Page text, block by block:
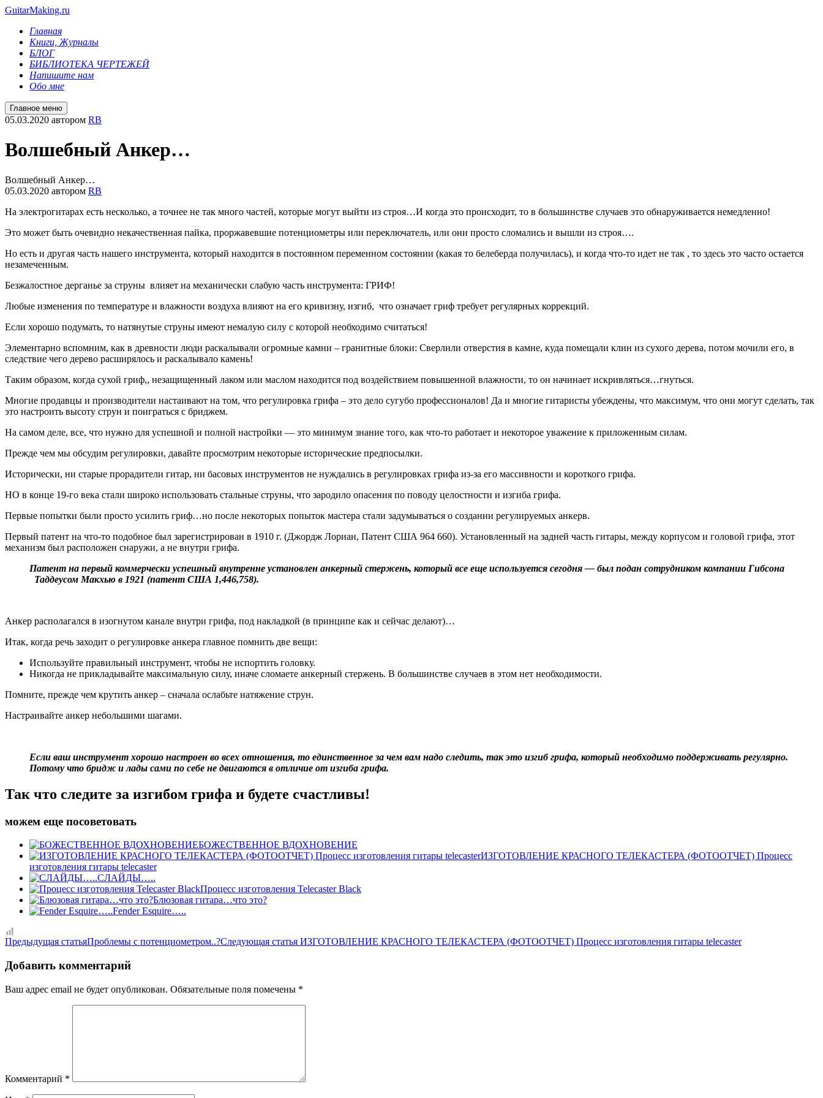
GuitarMaking.ru
Главная
Книги, Журналы
БЛОГ
БИБЛИОТЕКА ЧЕРТЕЖЕЙ
Напишите нам
Обо мне
Главное меню
05.03.2020 автором RB
Волшебный Анкер…
Волшебный Анкер…
05.03.2020 автором RB
На электрогитарах есть несколько, а точнее не так много частей, которые могут выйти из строя…И когда это происходит, то в большинстве случаев это обнаруживается немедленно!
Это может быть очевидно некачественная пайка, проржавевшие потенциометры или переключатель, или они просто сломались и вышли из строя….
Но есть и другая часть нашего инструмента, который находится в постоянном переменном состоянии (какая то белеберда получилась), и когда что-то идет не так , то здесь это часто остается
незамеченным.
Безжалостное дерганье за струны влияет на механически слабую часть инструмента: ГРИФ!
Любые изменения по температуре и влажности воздуха влияют на его кривизну, изгиб, что означает гриф требует регулярных коррекций.
Если хорошо подумать, то натянутые струны имеют немалую силу с которой необходимо считаться!
Элементарно вспомним, как в древности люди раскалывали огромные камни – гранитные блоки: Сверлили отверстия в камне, куда помещали клин из сухого дерева, потом мочили его, в
следствие чего дерево расширялось и раскалывало камень!
Таким образом, когда сухой гриф,, незащищенный лаком или маслом находится под воздействием повышенной влажности, то он начинает искривляться…гнуться.
Многие продавцы и производители настаивают на том, что регулировка грифа – это дело сугубо профессионалов! Да и многие гитаристы убеждены, что максимум, что они могут сделать, так
это настроить высоту струн и поиграться с бриджем.
На самом деле, все, что нужно для успешной и полной настройки — это минимум знание того, как что-то работает и некоторое уважение к приложенным силам.
Прежде чем мы обсудим регулировки, давайте просмотрим некоторые исторические предпосылки.
Исторически, ни старые прорадители гитар, ни басовых инструментов не нуждались в регулировках грифа из-за его массивности и короткого грифа.
НО в конце 19-го века стали широко использовать стальные струны, что зародило опасения по поводу целостности и изгиба грифа.
Первые попытки были просто усилить гриф…но после некоторых попыток мастера стали задумываться о создании регулируемых анкерв.
Первый патент на что-то подобное был зарегистрирован в 1910 г. (Джордж Лориан, Патент США 964 660). Установленный на задней часть гитары, между корпусом и головой грифа, этот
механизм был расположен снаружи, а не внутри грифа.
Патент на первый коммерчески успешный внутренне установлен анкерный стержень, который все еще используется сегодня — был подан сотрудником компании Гибсона
Таддеусом Макхью в 1921 (патент США 1,446,758).
Анкер располагался в изогнутом канале внутри грифа, под накладкой (в принципе как и сейчас делают)…
Итак, когда речь заходит о регулировке анкера главное помнить две вещи:
Используйте правильный инструмент, чтобы не испортить головку.
Никогда не прикладывайте максимальную силу, иначе сломаете анкерный стержень. В большинстве случаев в этом нет необходимости.
Помните, прежде чем крутить анкер – сначала ослабьте натяжение струн.
Настраивайте анкер небольшими шагами.
Если ваш инструмент хорошо настроен во всех отношения, то единственное за чем вам надо следить, так это изгиб грифа, который необходимо поддерживать регулярно.
Потому что бридж и лады сами по себе не двигаются в отличие от изгиба грифа.
Так что следите за изгибом грифа и будете счастливы!
можем еще посоветовать
БОЖЕСТВЕННОЕ ВДОХНОВЕНИЕ
ИЗГОТОВЛЕНИЕ КРАСНОГО ТЕЛЕКАСТЕРА (ФОТООТЧЕТ) Процесс
изготовления гитары telecaster
СЛАЙДЫ…..
Процесс изготовления Telecaster Black
Блюзовая гитара…что это?
Fender Esquire…..
Предыдущая статьяПроблемы с потенциометром..?Следующая статья ИЗГОТОВЛЕНИЕ КРАСНОГО ТЕЛЕКАСТЕРА (ФОТООТЧЕТ) Процесс изготовления гитары telecaster
Добавить комментарий
Ваш адрес email не будет опубликован. Обязательные поля помечены *
Комментарий *